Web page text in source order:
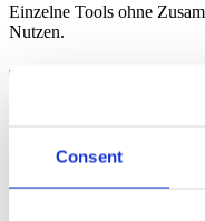
Consent
Einzelne Tools ohne
Nutzen.
Typische
Unsicherheit im Team
Keine klaren Use
Fehlende Integration